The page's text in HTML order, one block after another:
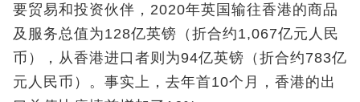
要贸易和投资伙伴，2020年英国输往香港的商品
及服务总值为128亿英镑（折合约1,067亿元人民
币），从香港进口者则为94亿英镑（折合约783亿
元人民币）。事实上，去年首10个月，香港的出